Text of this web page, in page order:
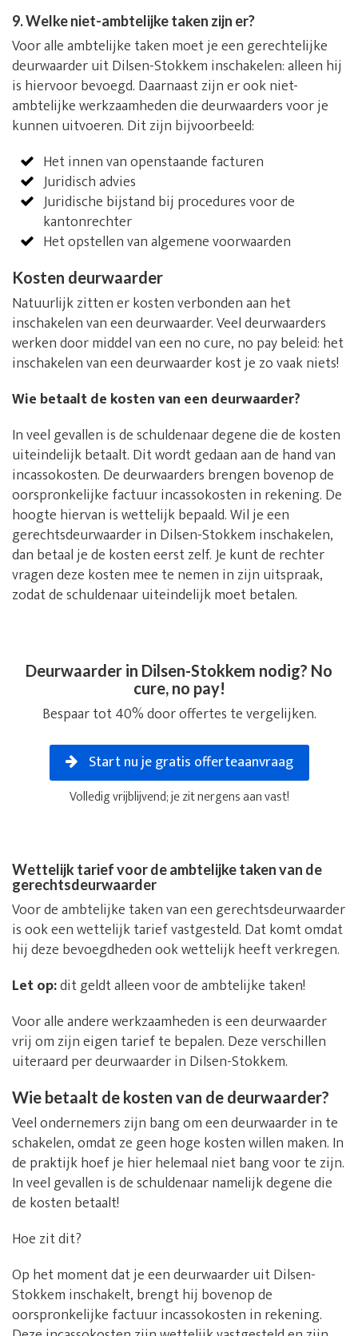
9. Welke niet-ambtelijke taken zijn er?
Voor alle ambtelijke taken moet je een gerechtelijke
deurwaarder uit Dilsen-Stokkem inschakelen: alleen hij
is hiervoor bevoegd. Daarnaast zijn er ook niet-
ambtelijke werkzaamheden die deurwaarders voor je
kunnen uitvoeren. Dit zijn bijvoorbeeld:
Het innen van openstaande facturen
Juridisch advies
Juridische bijstand bij procedures voor de
kantonrechter
Het opstellen van algemene voorwaarden
Kosten deurwaarder
Natuurlijk zitten er kosten verbonden aan het
inschakelen van een deurwaarder. Veel deurwaarders
werken door middel van een no cure, no pay beleid: het
inschakelen van een deurwaarder kost je zo vaak niets!
Wie betaalt de kosten van een deurwaarder?
In veel gevallen is de schuldenaar degene die de kosten
uiteindelijk betaalt. Dit wordt gedaan aan de hand van
incassokosten. De deurwaarders brengen bovenop de
oorspronkelijke factuur incassokosten in rekening. De
hoogte hiervan is wettelijk bepaald. Wil je een
gerechtsdeurwaarder in Dilsen-Stokkem inschakelen,
dan betaal je de kosten eerst zelf. Je kunt de rechter
vragen deze kosten mee te nemen in zijn uitspraak,
zodat de schuldenaar uiteindelijk moet betalen.
Deurwaarder in Dilsen-Stokkem nodig? No
cure, no pay!
Bespaar tot 40% door offertes te vergelijken.
Start nu je gratis offerteaanvraag
Volledig vrijblijvend; je zit nergens aan vast!
Wettelijk tarief voor de ambtelijke taken van de
gerechtsdeurwaarder
Voor de ambtelijke taken van een gerechtsdeurwaarder
is ook een wettelijk tarief vastgesteld. Dat komt omdat
hij deze bevoegdheden ook wettelijk heeft verkregen.
Let op:dit geldt alleen voor de ambtelijke taken!
Voor alle andere werkzaamheden is een deurwaarder
vrij om zijn eigen tarief te bepalen. Deze verschillen
uiteraard per deurwaarder in Dilsen-Stokkem.
Wie betaalt de kosten van de deurwaarder?
Veel ondernemers zijn bang om een deurwaarder in te
schakelen, omdat ze geen hoge kosten willen maken. In
de praktijk hoef je hier helemaal niet bang voor te zijn.
In veel gevallen is de schuldenaar namelijk degene die
de kosten betaalt!
Hoe zit dit?
Op het moment dat je een deurwaarder uit Dilsen-
Stokkem inschakelt, brengt hij bovenop de
oorspronkelijke factuur incassokosten in rekening.